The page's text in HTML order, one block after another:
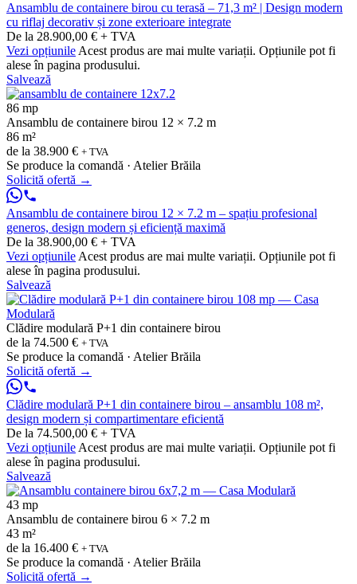
Ansamblu de containere birou cu terasă – 71,3 m² | Design modern
cu riflaj decorativ și zone exterioare integrate
De la 28.900,00 € + TVA
Vezi opțiunile Acest produs are mai multe variații. Opțiunile pot fi
alese în pagina produsului.
Salvează
86 mp
Ansamblu de containere birou 12 × 7.2 m
86 m²
de la 38.900 € + TVA
Se produce la comandă · Atelier Brăila
Solicită ofertă →
Ansamblu de containere birou 12 × 7.2 m – spațiu profesional
generos, design modern și eficiență maximă
De la 38.900,00 € + TVA
Vezi opțiunile Acest produs are mai multe variații. Opțiunile pot fi
alese în pagina produsului.
Salvează
Clădire modulară P+1 din containere birou
de la 74.500 € + TVA
Se produce la comandă · Atelier Brăila
Solicită ofertă →
Clădire modulară P+1 din containere birou – ansamblu 108 m²,
design modern și compartimentare eficientă
De la 74.500,00 € + TVA
Vezi opțiunile Acest produs are mai multe variații. Opțiunile pot fi
alese în pagina produsului.
Salvează
43 mp
Ansamblu de containere birou 6 × 7.2 m
43 m²
de la 16.400 € + TVA
Se produce la comandă · Atelier Brăila
Solicită ofertă →